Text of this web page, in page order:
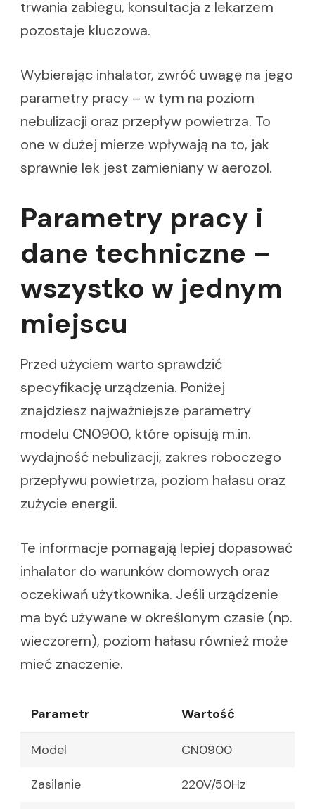
trwania zabiegu, konsultacja z lekarzem
pozostaje kluczowa.
Wybierając inhalator, zwróć uwagę na jego
parametry pracy – w tym na poziom
nebulizacji oraz przepływ powietrza. To
one w dużej mierze wpływają na to, jak
sprawnie lek jest zamieniany w aerozol.
Parametry pracy i
dane techniczne –
wszystko w jednym
miejscu
Przed użyciem warto sprawdzić
specyfikację urządzenia. Poniżej
znajdziesz najważniejsze parametry
modelu CN0900, które opisują m.in.
wydajność nebulizacji, zakres roboczego
przepływu powietrza, poziom hałasu oraz
zużycie energii.
Te informacje pomagają lepiej dopasować
inhalator do warunków domowych oraz
oczekiwań użytkownika. Jeśli urządzenie
ma być używane w określonym czasie (np.
wieczorem), poziom hałasu również może
mieć znaczenie.
Parametr Wartość
Model CN0900
Zasilanie 220V/50Hz